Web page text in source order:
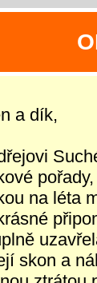
a dík,
na léta
skon a